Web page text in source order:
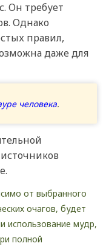
Он требует
Однако
правил,
даже для
человека.
от выбранного
очагов, будет
использование мудр,
полной